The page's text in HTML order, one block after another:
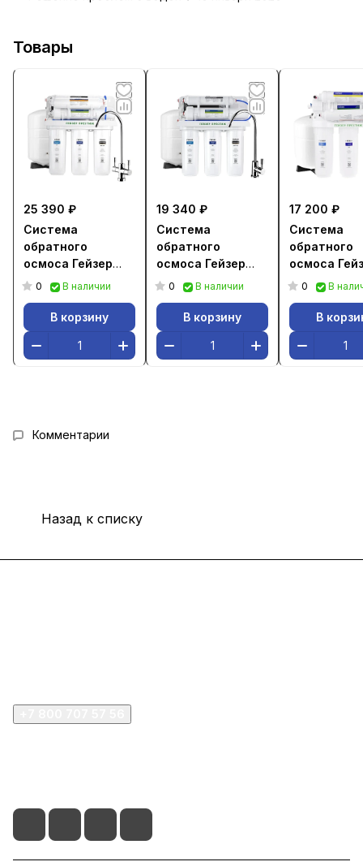
Товары
25 390 ₽
Система
обратного
осмоса Гейзер
Престиж ПМ
0 В наличии
В корзину
19 340 ₽
Система
обратного
осмоса Гейзер
Престиж П
0 В наличии
В корзину
17 200 ₽
Система
обратного
осмоса
Престиж М
0 В
В
Комментарии
Назад к списку